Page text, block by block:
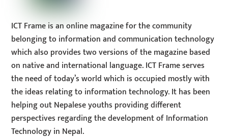
ICT Frame is an online magazine for the community
belonging to information and communication technology
which also provides two versions of the magazine based
on native and international language. ICT Frame serves
the need of today’s world which is occupied mostly with
the ideas relating to information technology. It has been
helping out Nepalese youths providing different
perspectives regarding the development of Information
Technology in Nepal.